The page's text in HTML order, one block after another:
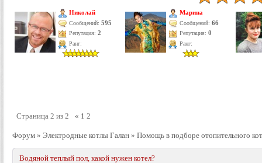
Николай
Сообщений: 595
Репутация: 2
Ранг:
Марина
Сообщений: 66
Репутация: 0
Ранг:
Страница 2 из 2 « 1 2
Форум » Электродные котлы Галан » Помощь в подборе отопительного
Водяной теплый пол, какой нужен котел?